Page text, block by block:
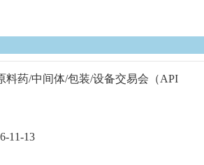
料药/中间体/包装/设备交易会（API
11-13